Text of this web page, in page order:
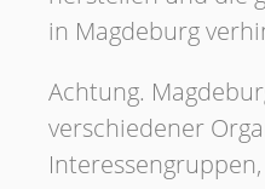
in Magdeburg
Achtung.
verschiedener